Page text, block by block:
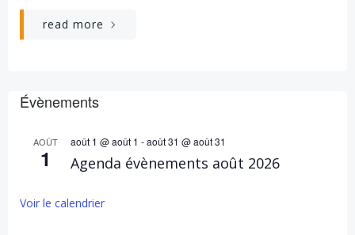
read more
Évènements
AOÛT
1
août 1 @ août 1 -août 31 @ août 31
Agenda évènements août 2026
Voir le calendrier